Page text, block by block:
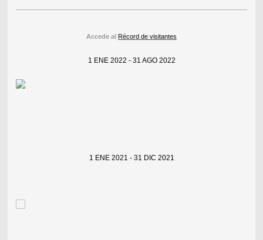
Accede al Récord de visitantes
1 ENE 2022 - 31 AGO 2022
1 ENE 2021 - 31 DIC 2021